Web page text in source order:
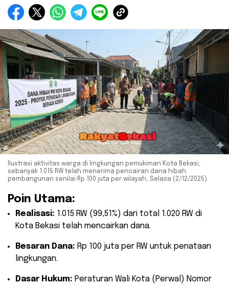
Ilustrasi aktivitas warga di lingkungan pemukiman Kota Bekasi;
sebanyak 1.015 RW telah menerima pencairan dana hibah
pembangunan senilai Rp 100 juta per wilayah, Selasa (2/12/2025).
Poin Utama:
Realisasi: 1.015 RW (99,51%) dari total 1.020 RW di
Kota Bekasi telah mencairkan dana.
Besaran Dana: Rp 100 juta per RW untuk penataan
lingkungan.
Dasar Hukum: Peraturan Wali Kota (Perwal) Nomor